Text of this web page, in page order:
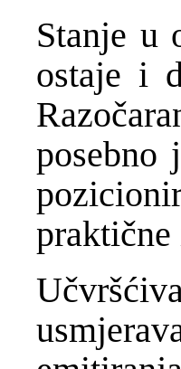
Stanje u
ostaje i